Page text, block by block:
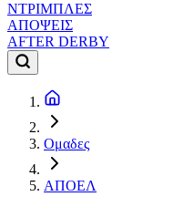
ΝΤΡΙΜΠΛΕΣ
ΑΠΟΨΕΙΣ
AFTER DERBY
Ομαδες
ΑΠΟΕΛ